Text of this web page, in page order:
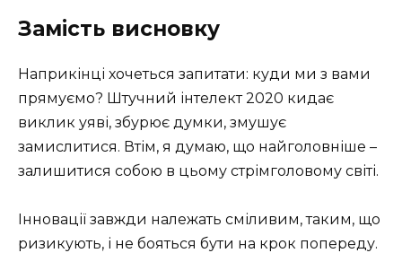
Замість висновку
Наприкінці хочеться запитати: куди ми з вами
прямуємо? Штучний інтелект 2020 кидає
виклик уяві, збурює думки, змушує
замислитися. Втім, я думаю, що найголовніше –
залишитися собою в цьому стрімголовому світі.
Інновації завжди належать сміливим, таким, що
ризикують, і не бояться бути на крок попереду.